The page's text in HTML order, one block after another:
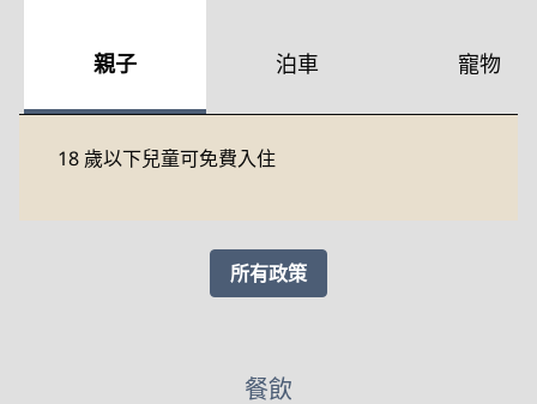
親子 泊車 寵物
18 歲以下兒童可免費入住
所有政策
餐飲